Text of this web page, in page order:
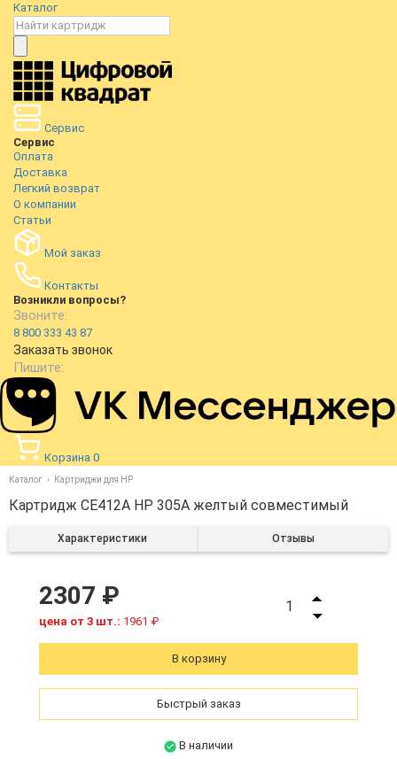
Каталог
Сервис
Сервис
Оплата
Доставка
Легкий возврат
О компании
Статьи
Мой заказ
Контакты
Возникли вопросы?
Звоните:
8 800 333 43 87
Заказать звонок
Пишите:
Корзина 0
Каталог Картриджи для HP
Картридж CE412A HP 305A желтый совместимый
Характеристики Отзывы
2307 ₽
цена от 3 шт.: 1961 ₽
1
В корзину
Быстрый заказ
В наличии